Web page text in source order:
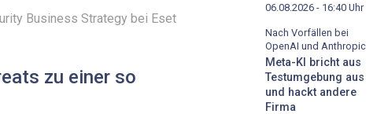
Business Strategy bei Eset
zu einer so
06.08.2026 - 16:40 Uhr
Nach Vorfällen bei
OpenAI und Anthropic
Meta-KI bricht aus
Testumgebung aus
und hackt andere
Firma